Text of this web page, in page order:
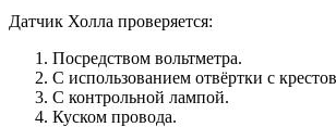
Датчик Холла проверяется:
Посредством вольтметра.
С использованием отвёртки с
С контрольной лампой.
Куском провода.